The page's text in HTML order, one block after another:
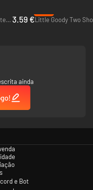
Bug Fables: The Everlasting Sapling - PC (Steam) 3.59 €Little Goody Two
ainda
e Bot